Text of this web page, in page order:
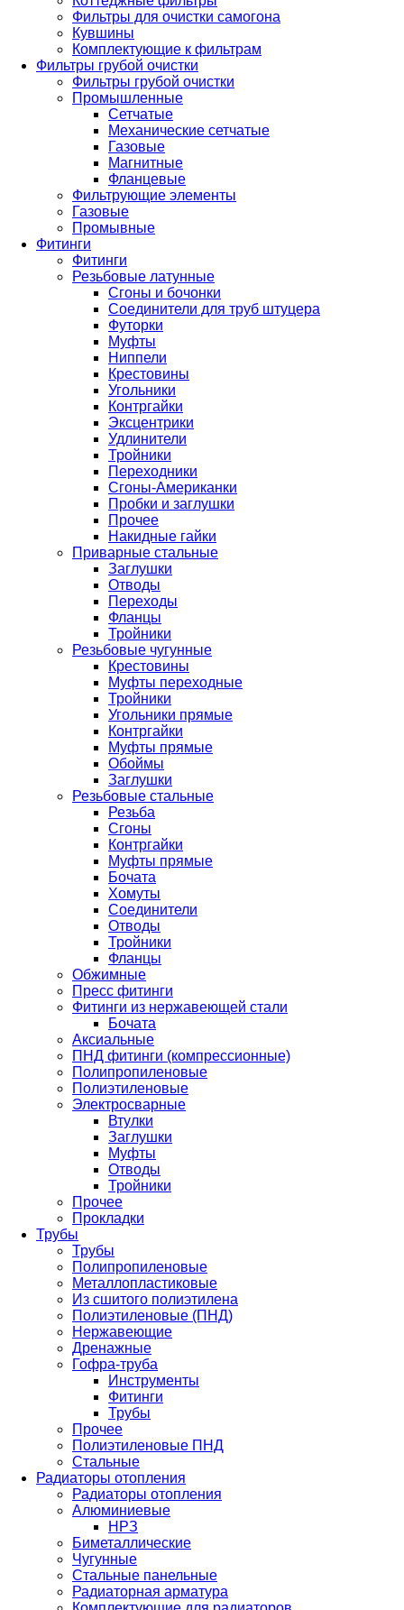
Фильтры для очистки самогона
Кувшины
Комплектующие к фильтрам
Фильтры грубой очистки
Фильтры грубой очистки
Промышленные
Сетчатые
Механические сетчатые
Газовые
Магнитные
Фланцевые
Фильтрующие элементы
Газовые
Промывные
Фитинги
Фитинги
Резьбовые латунные
Сгоны и бочонки
Соединители для труб штуцера
Футорки
Муфты
Ниппели
Крестовины
Угольники
Контргайки
Эксцентрики
Удлинители
Тройники
Переходники
Сгоны-Американки
Пробки и заглушки
Прочее
Накидные гайки
Приварные стальные
Заглушки
Отводы
Переходы
Фланцы
Тройники
Резьбовые чугунные
Крестовины
Муфты переходные
Тройники
Угольники прямые
Контргайки
Муфты прямые
Обоймы
Заглушки
Резьбовые стальные
Резьба
Сгоны
Контргайки
Муфты прямые
Бочата
Хомуты
Соединители
Отводы
Тройники
Фланцы
Обжимные
Пресс фитинги
Фитинги из нержавеющей стали
Бочата
Аксиальные
ПНД фитинги (компрессионные)
Полипропиленовые
Полиэтиленовые
Электросварные
Втулки
Заглушки
Муфты
Отводы
Тройники
Прочее
Прокладки
Трубы
Трубы
Полипропиленовые
Металлопластиковые
Из сшитого полиэтилена
Полиэтиленовые (ПНД)
Нержавеющие
Дренажные
Гофра-труба
Инструменты
Фитинги
Трубы
Прочее
Полиэтиленовые ПНД
Стальные
Радиаторы отопления
Радиаторы отопления
Алюминиевые
НРЗ
Биметаллические
Чугунные
Стальные панельные
Радиаторная арматура